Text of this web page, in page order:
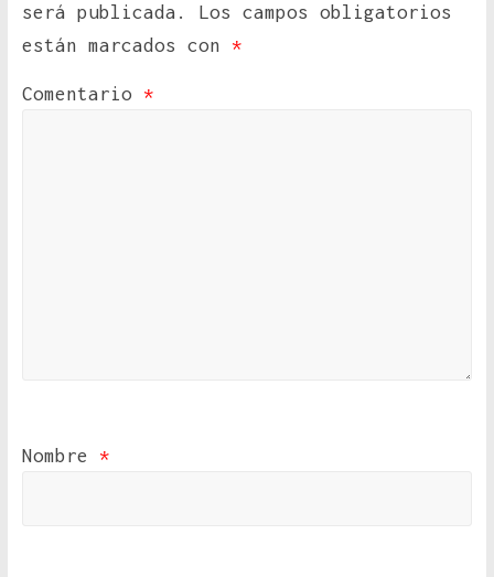
será publicada.
Los campos obligatorios
están marcados con *
Comentario *
Nombre *